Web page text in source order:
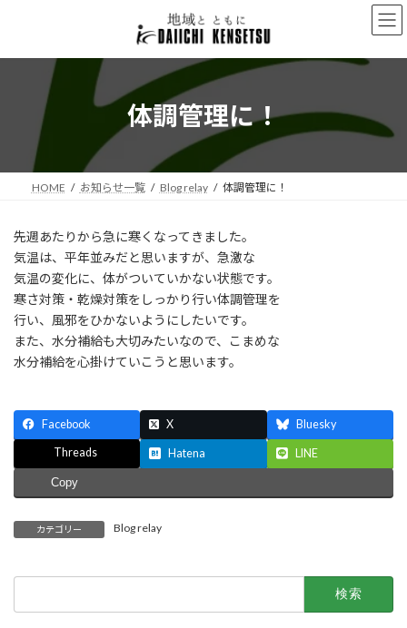
ン
プ
ー
動
体調管理に！
HOME お知らせ一覧 Blog relay 体調管理に！
先週あたりから急に寒くなってきました。
気温は、平年並みだと思いますが、急激な
気温の変化に、体がついていかない状態です。
寒さ対策・乾燥対策をしっかり行い体調管理を
行い、風邪をひかないようにしたいです。
また、水分補給も大切みたいなので、こまめな
水分補給を心掛けていこうと思います。
Facebook X Bluesky
Threads Hatena LINE
Copy
カテゴリー Blog relay